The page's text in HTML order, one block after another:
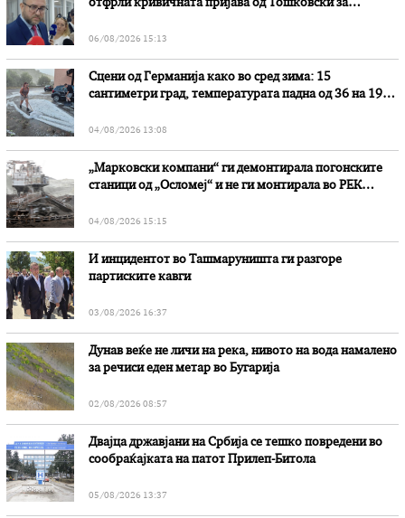
отфрли кривичната пријава од Тошковски за
06/08/2026 15:13
Сцени од Германија како во сред зима: 15
сантиметри град, температурата падна од 36 на 19
04/08/2026 13:08
„Марковски компани“ ги демонтирала погонските
станици од „Осломеј“ и не ги монтирала во РЕК
04/08/2026 15:15
И инцидентот во Ташмаруништa ги разгоре
партиските кавги
03/08/2026 16:37
Дунав веќе не личи на река, нивото на вода намалено
за речиси еден метар во Бугарија
02/08/2026 08:57
Двајца државјани на Србија се тешко повредени во
сообраќајката на патот Прилеп-Битола
05/08/2026 13:37